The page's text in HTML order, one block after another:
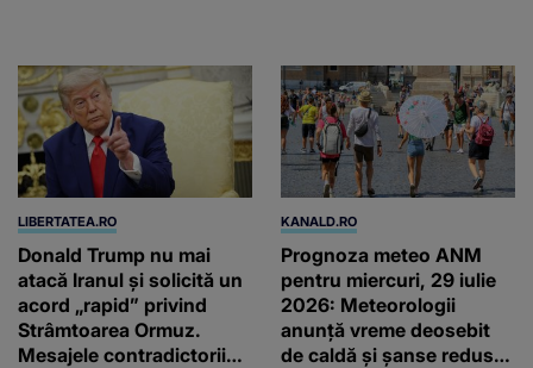
LIBERTATEA.RO
Donald Trump nu mai
atacă Iranul și solicită un
acord „rapid” privind
Strâmtoarea Ormuz.
Mesajele contradictorii
KANALD.RO
Prognoza meteo ANM
pentru miercuri, 29 iulie
2026: Meteorologii
anunță vreme deosebit
de caldă și șanse reduse